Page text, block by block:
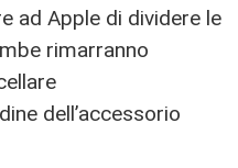
ad Apple di dividere le
rimarranno
dell’accessorio